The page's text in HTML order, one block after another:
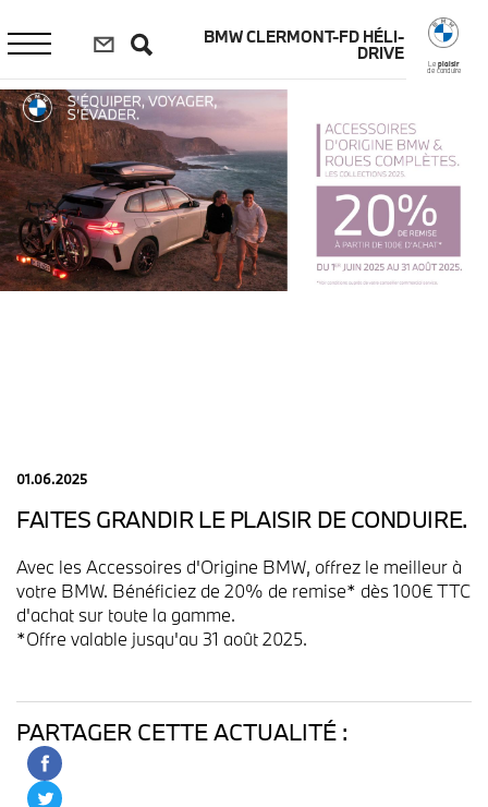
contenu
principal
BMW CLERMONT-FD HÉLI-
DRIVE
Le plaisir
de conduire
01.06.2025
FAITES GRANDIR LE PLAISIR DE CONDUIRE.
Avec les Accessoires d'Origine BMW, offrez le meilleur à
votre BMW. Bénéficiez de 20% de remise* dès 100€ TTC
d'achat sur toute la gamme.
*Offre valable jusqu'au 31 août 2025.
PARTAGER CETTE ACTUALITÉ :